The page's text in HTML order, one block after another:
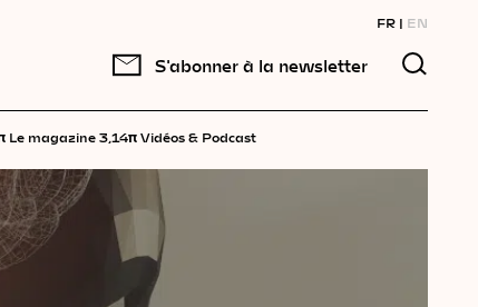
FR EN
S'abonner à la newsletter
Le magazine 3,14π Vidéos & Podcast